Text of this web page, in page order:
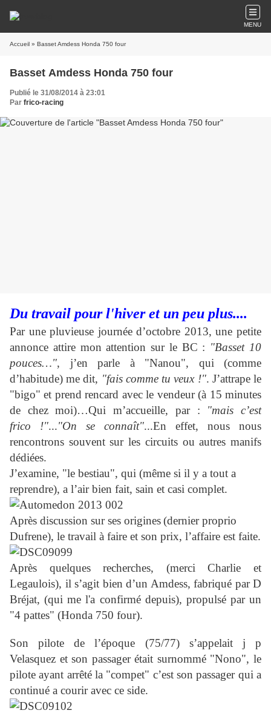
MENU
Accueil » Basset Amdess Honda 750 four
Basset Amdess Honda 750 four
Publié le 31/08/2014 à 23:01
Par frico-racing
Du travail pour l'hiver et un peu plus....
Par une pluvieuse journée d’octobre 2013, une petite
annonce attire mon attention sur le BC : "Basset 10
pouces…", j’en parle à "Nanou", qui (comme
d’habitude) me dit, "fais comme tu veux !". J’attrape le
"bigo" et prend rencard avec le vendeur (à 15 minutes
de chez moi)…Qui m’accueille, par : "mais c’est
frico !"..."On se connaît"...En effet, nous nous
rencontrons souvent sur les circuits ou autres manifs
dédiées.
J’examine, "le bestiau", qui (même si il y a tout a
reprendre), a l’air bien fait, sain et casi complet.
Après discussion sur ses origines(dernier proprio
Dufrene), le travail à faire et son prix, l’affaire est faite.
Après quelques recherches, (merci Charlie et
Legaulois), il s’agit bien d’un Amdess, fabriqué par D
Bréjat, (qui me l'a confirmé depuis), propulsé par un
"4 pattes" (Honda 750 four).
Son pilote de l’époque (75/77) s’appelait j p
Velasquez et son passager était surnommé "Nono", le
pilote ayant arrêté la "compet" c’est son passager qui a
continué a courir avec ce side.